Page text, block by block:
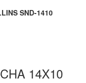
SND-1410
14X10